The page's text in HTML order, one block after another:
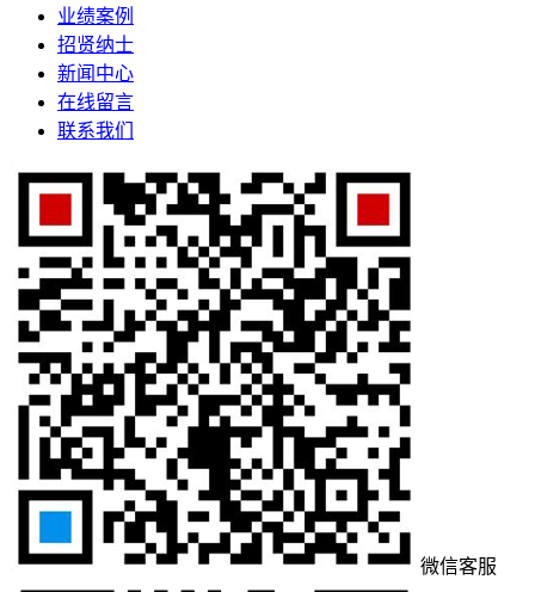
业绩案例
招贤纳士
新闻中心
在线留言
联系我们
微信客服